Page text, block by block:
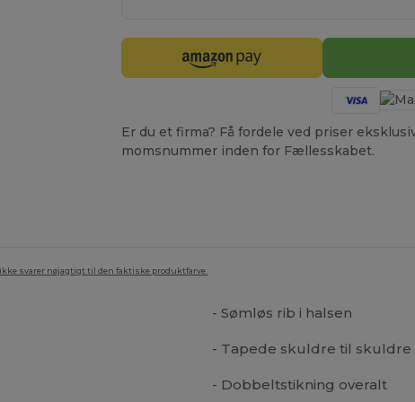
Er du et firma? Få fordele ved priser
momsnummer inden for Fællesskabet.
svarer nøjagtigt til den faktiske produktfarve.
- Sømløs rib i halsen
- Tapede skuldre til skuldre
- Dobbeltstikning overalt